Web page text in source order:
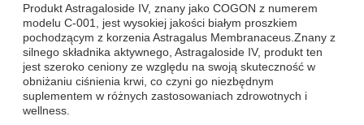
Produkt Astragaloside IV, znany jako COGON z numerem
modelu C-001, jest wysokiej jakości białym proszkiem
pochodzącym z korzenia Astragalus Membranaceus.Znany z
silnego składnika aktywnego, Astragaloside IV, produkt ten
jest szeroko ceniony ze względu na swoją skuteczność w
obniżaniu ciśnienia krwi, co czyni go niezbędnym
suplementem w różnych zastosowaniach zdrowotnych i
wellness.